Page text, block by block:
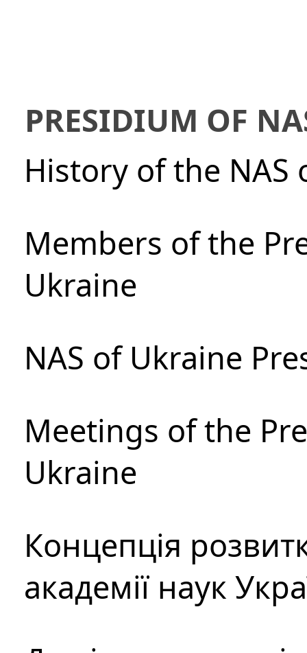
PRESIDIUM OF
History of the NAS
Members of the
Ukraine
NAS of Ukraine
Meetings of the
Ukraine
Концепція
академії наук